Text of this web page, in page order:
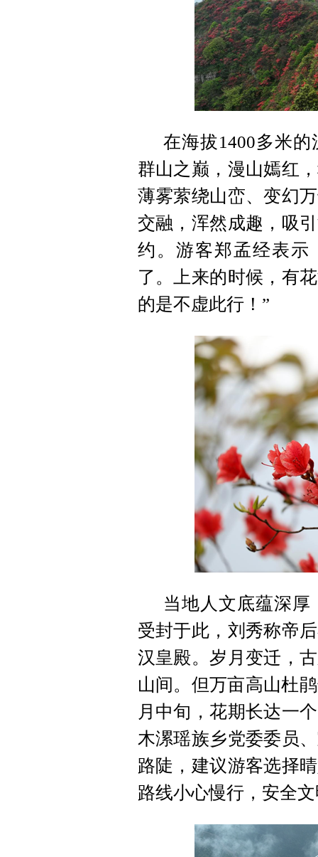
在海拔1400多米
群山之巅，漫山嫣红
薄雾萦绕山峦、变幻
交融，浑然成趣，吸
约。游客郑孟经表示
了。上来的时候，有
的是不虚此行！”
当地人文底蕴深
受封于此，刘秀称帝
汉皇殿。岁月变迁，
山间。但万亩高山杜
月中旬，花期长达一
木漯瑶族乡党委委员
路陡，建议游客选择
路线小心慢行，安全